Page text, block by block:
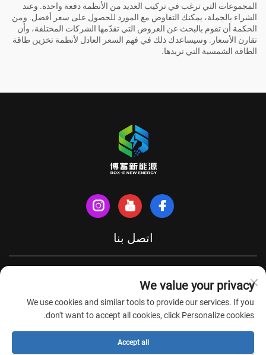
المجموعات التي ترغب في تركيب العديد من الأنظمة دفعة واحدة. وعند
الشراء بالجملة، يمكنك التفاوض مع المورد للحصول على سعر أفضل. ومن
الحكمة أن تقوم بالبحث عن العروض التي تقدّمها الشركات المختلفة، وأن
تقارن الأسعار. وسيساعدك ذلك في فهم السعر العادل لأنظمة تخزين طاقة
الطاقة الشمسية التي تريدها.
اتصل بنا
We value your privacy
We use cookies and similar tools to provide our services. If you
don't want to accept all cookies, click Personalize cookies.
Accept all